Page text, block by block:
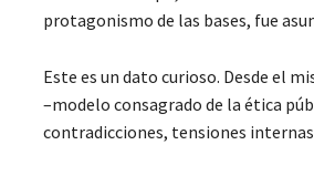
protagonismo de las bases, fue
Este es un dato curioso. Desde el
–modelo consagrado de la ética
contradicciones, tensiones